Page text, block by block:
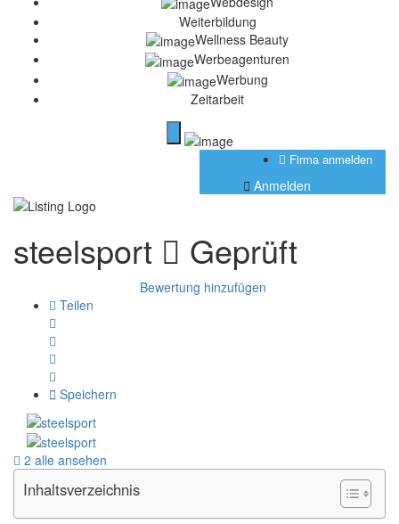
Weiterbildung
Wellness Beauty
Werbeagenturen
Werbung
Zeitarbeit
Firma anmelden
Anmelden
steelsport Geprüft
Bewertung hinzufügen
Teilen
Speichern
2 alle ansehen
Inhaltsverzeichnis